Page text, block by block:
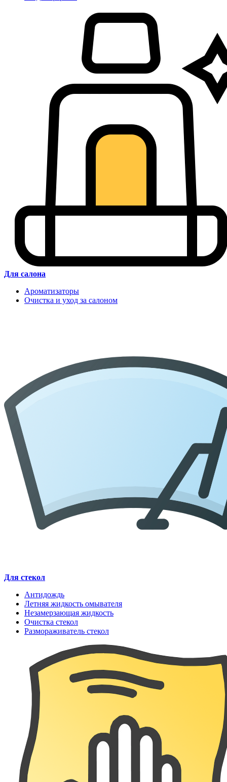
Для салона
Ароматизаторы
Очистка и уход за салоном
Для стекол
Антидождь
Летняя жидкость омывателя
Незамерзающая жидкость
Очистка стекол
Размораживатель стекол